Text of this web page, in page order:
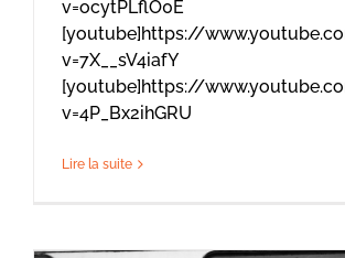
v=ocytPLflO0E
[youtube]https://
v=7X__sV4iafY
[youtube]https://
v=4P_Bx2ihGRU
Lire la suite